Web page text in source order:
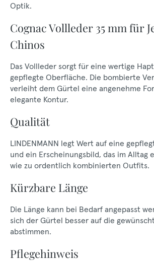
Optik.
Cognac Vollleder 35 mm für
Chinos
Das Vollleder sorgt für eine wertige
gepflegte Oberfläche. Die bombierte
verleiht dem Gürtel eine angenehme
elegante Kontur.
Qualität
LINDENMANN legt Wert auf eine
und ein Erscheinungsbild, das im Alltag
wie zu ordentlich kombinierten Outfits.
Kürzbare Länge
Die Länge kann bei Bedarf angepasst
sich der Gürtel besser auf die
abstimmen.
Pflegehinweis